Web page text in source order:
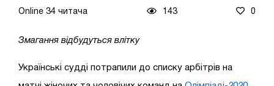
Online 34 читача 143 0
Змагання відбудуться влітку
Українські судді потрапили до списку арбітрів на